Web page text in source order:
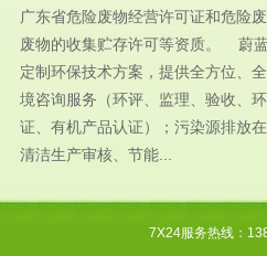
广东省危险废物经营许可证和危险
废物的收集贮存许可等资质。 蔚
定制环保技术方案，提供全方位、
境咨询服务（环评、监理、验收、
证、有机产品认证）；污染源排放
清洁生产审核、节能...
7X24服务热线：